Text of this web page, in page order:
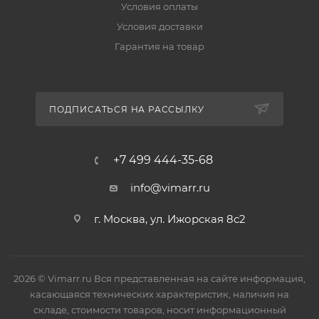
Условия оплаты
Условия доставки
Гарантия на товар
ПОДПИСАТЬСЯ НА РАССЫЛКУ
+7 499 444-35-68
info@vimarr.ru
г. Москва, ул. Ижорская 8с2
2026 © Vimarr.ru Вся представленная на сайте информация,
касающаяся технических характеристик, наличия на
складе, стоимости товаров, носит информационный